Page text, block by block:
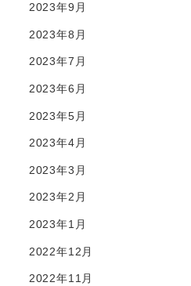
2023年9月
2023年8月
2023年7月
2023年6月
2023年5月
2023年4月
2023年3月
2023年2月
2023年1月
2022年12月
2022年11月